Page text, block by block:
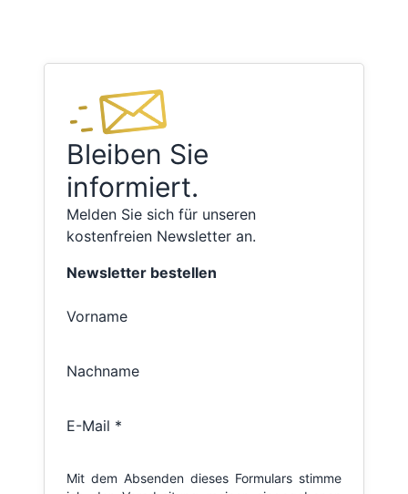
Bleiben Sie
informiert.
Melden Sie sich für unseren
kostenfreien Newsletter an.